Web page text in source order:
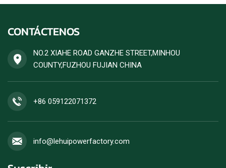
CONTÁCTENOS
NO.2 XIAHE ROAD GANZHE STREET,MINHOU
COUNTY,FUZHOU FUJIAN CHINA
+86 059122071372
info@lehuipowerfactory.com